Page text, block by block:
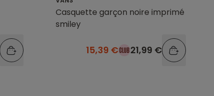
Casquette garçon noire imprimé
smiley
15,39 € 21,99 €